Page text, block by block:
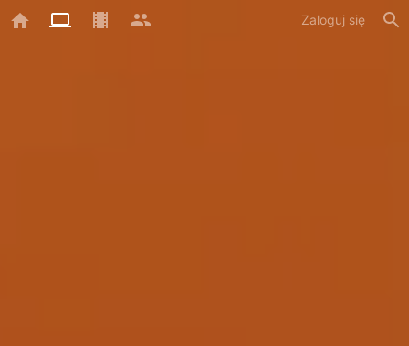
Zaloguj się